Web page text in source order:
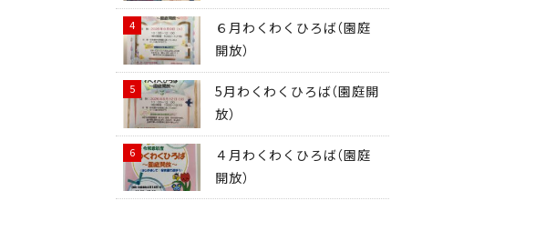
６月わくわくひろば（園庭
開放）
5月わくわくひろば（園庭開
放）
４月わくわくひろば（園庭
開放）